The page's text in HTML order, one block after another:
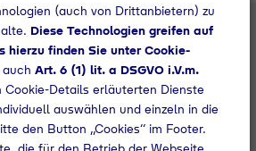
(auch von Drittanbietern) zu
Diese Technologien greifen auf
hierzu finden Sie unter Cookie-
Art. 6 (1) lit. a DSGVO i.V.m.
Details erläuterten Dienste
auswählen und einzeln in die
den Button „Cookies“ im Footer.